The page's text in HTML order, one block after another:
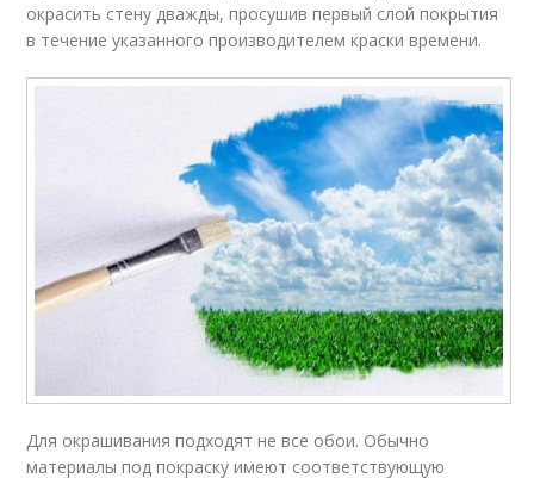
окрасить стену дважды, просушив первый слой покрытия
в течение указанного производителем краски времени.
Для окрашивания подходят не все обои. Обычно
материалы под покраску имеют соответствующую